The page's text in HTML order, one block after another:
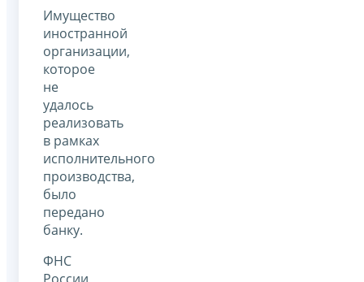
Имущество
иностранной
организации,
которое
не
удалось
реализовать
в рамках
исполнительного
производства,
было
передано
банку.
ФНС
России